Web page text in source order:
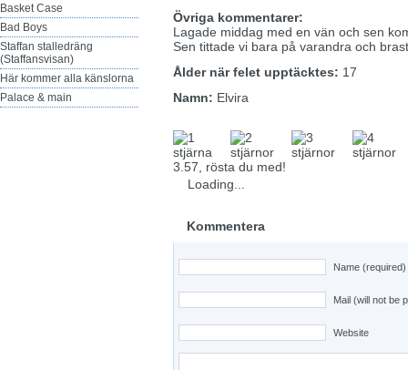
Basket Case
Bad Boys
Staffan stalledräng
(Staffansvisan)
Här kommer alla känslorna
Palace & main
Övriga kommentarer:
Lagade middag med en vän och sen
Sen tittade vi bara på varandra och
Ålder när felet upptäcktes: 17
Namn: Elvira
3.57, rösta du med!
Loading...
Kommentera
Name (required)
Mail (will not be
Website